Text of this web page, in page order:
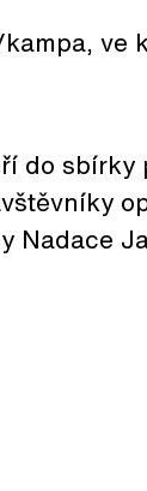
ve
do
Nadace